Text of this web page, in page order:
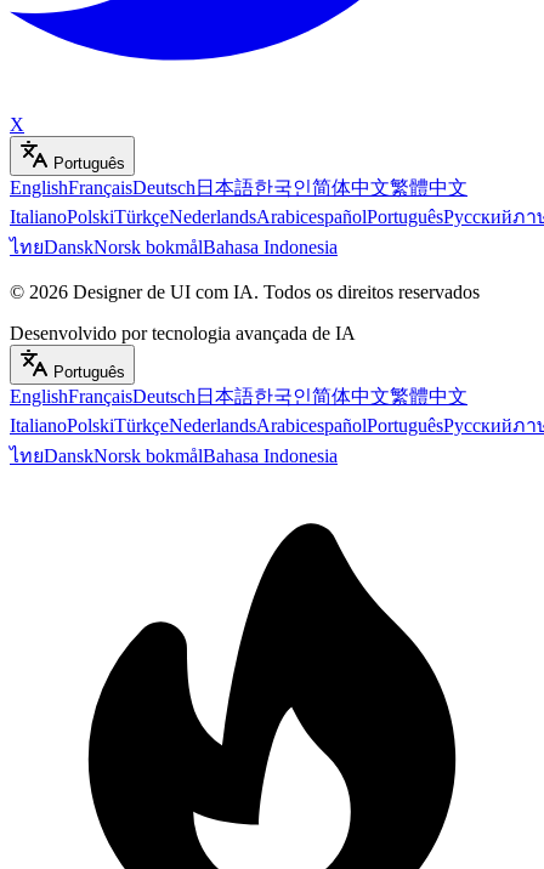
X
Português
EnglishFrançaisDeutsch 日本語한국인简体中文繁體中文
ItalianoPolskiTürkçeNederlandsArabicespañolPortuguêsРусскийภา
ไทยDanskNorsk bokmålBahasa Indonesia
© 2026 Designer de UI com IA. Todos os direitos reservados
Desenvolvido por tecnologia avançada de IA
Português
EnglishFrançaisDeutsch 日本語한국인简体中文繁體中文
ItalianoPolskiTürkçeNederlandsArabicespañolPortuguêsРусскийภา
ไทยDanskNorsk bokmålBahasa Indonesia